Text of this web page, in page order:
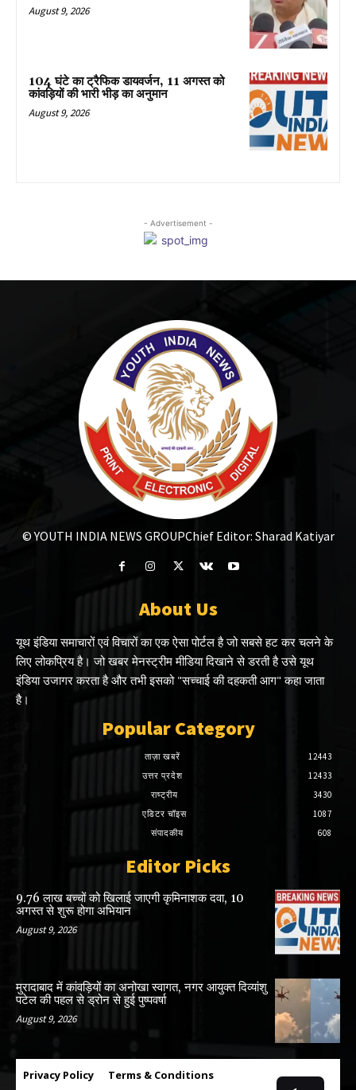
August 9, 2026
104 घंटे का ट्रैफिक डायवर्जन, 11 अगस्त को
कांवड़ियों की भारी भीड़ का अनुमान
August 9, 2026
- Advertisement -
© YOUTH INDIA NEWS GROUPChief Editor: Sharad Katiyar
About Us
यूथ इंडिया समाचारों एवं विचारों का एक ऐसा पोर्टल है जो सबसे हट कर चलने के
लिए लोकप्रिय है। जो खबर मेनस्ट्रीम मीडिया दिखाने से डरती है उसे यूथ
इंडिया उजागर करता है और तभी इसको "सच्चाई की दहकती आग" कहा जाता
है।
Popular Category
ताज़ा खबरें
12443
उत्तर प्रदेश
12433
राष्ट्रीय
3430
एडिटर चॉइस
1087
संपादकीय
608
Editor Picks
9.76 लाख बच्चों को खिलाई जाएगी कृमिनाशक दवा, 10
अगस्त से शुरू होगा अभियान
August 9, 2026
मुरादाबाद में कांवड़ियों का अनोखा स्वागत, नगर आयुक्त दिव्यांशु
पटेल की पहल से ड्रोन से हुई पुष्पवर्षा
August 9, 2026
Privacy Policy Terms & Conditions